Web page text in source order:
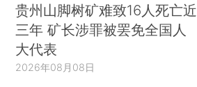
贵州山脚树矿难致16人死亡近
三年 矿长涉罪被罢免全国人
大代表
2026年08月08日